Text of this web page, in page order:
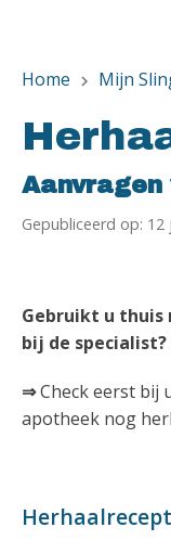
Home chevron_right Mijn
Aanvragen
Gepubliceerd op: 12
Gebruikt u thuis
bij de
⇒Check eerst bij
apotheek nog